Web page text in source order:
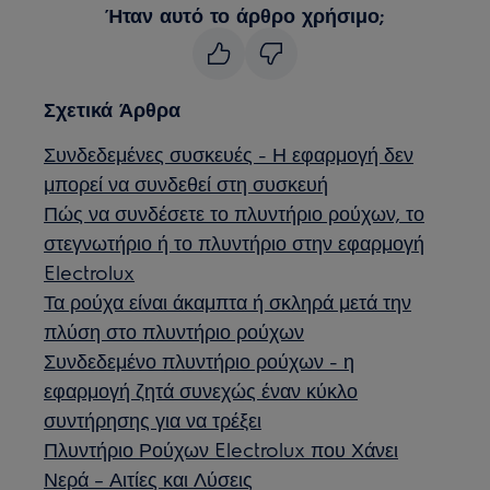
Ήταν αυτό το άρθρο χρήσιμο;
Σχετικά Άρθρα
Συνδεδεμένες συσκευές - Η εφαρμογή δεν
μπορεί να συνδεθεί στη συσκευή
Πώς να συνδέσετε το πλυντήριο ρούχων, το
στεγνωτήριο ή το πλυντήριο στην εφαρμογή
Electrolux
Τα ρούχα είναι άκαμπτα ή σκληρά μετά την
πλύση στο πλυντήριο ρούχων
Συνδεδεμένο πλυντήριο ρούχων - η
εφαρμογή ζητά συνεχώς έναν κύκλο
συντήρησης για να τρέξει
Πλυντήριο Ρούχων Electrolux που Χάνει
Νερά – Αιτίες και Λύσεις